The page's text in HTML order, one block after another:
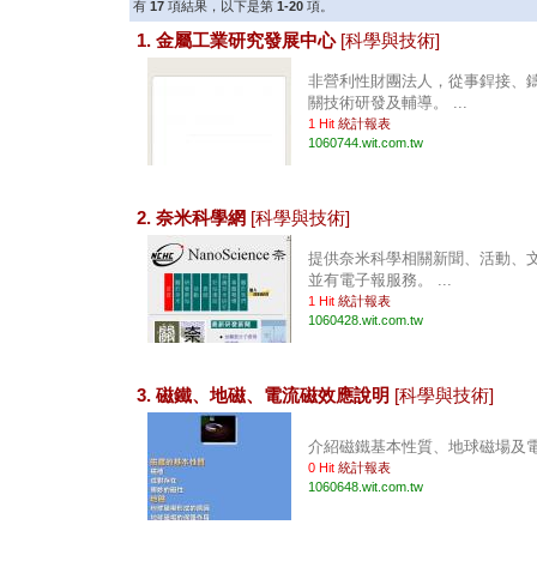
有 17 項結果，以下是第 1-20項。
1. 金屬工業研究發展中心 [科學與技術]
非營利性財團法人，從事銲接、
關技術研發及輔導。 ...
1 Hit 統計報表
1060744.wit.com.tw
2. 奈米科學網 [科學與技術]
提供奈米科學相關新聞、活動、
並有電子報服務。 ...
1 Hit 統計報表
1060428.wit.com.tw
3. 磁鐵、地磁、電流磁效應說明 [科學與技術]
介紹磁鐵基本性質、地球磁場及
0 Hit 統計報表
1060648.wit.com.tw